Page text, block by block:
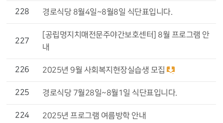
228 경로식당 8월4일~8월8일 식단표입니다.
227
[공립명지치매전문주야간보호센터] 8월 프로그램 안
내
226 2025년 9월 사회복지현장실습생 모집
225 경로식당 7월28일~8월1일 식단표입니다.
224 2025년 프로그램 여름방학 안내